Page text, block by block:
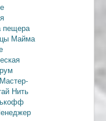
пещера
Майма
Мастер-
Нить